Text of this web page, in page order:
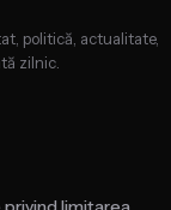
politică, actualitate,
zilnic.